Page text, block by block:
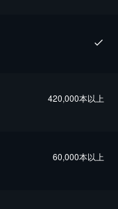
420,000本以上
60,000本以上